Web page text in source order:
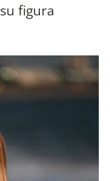
figura